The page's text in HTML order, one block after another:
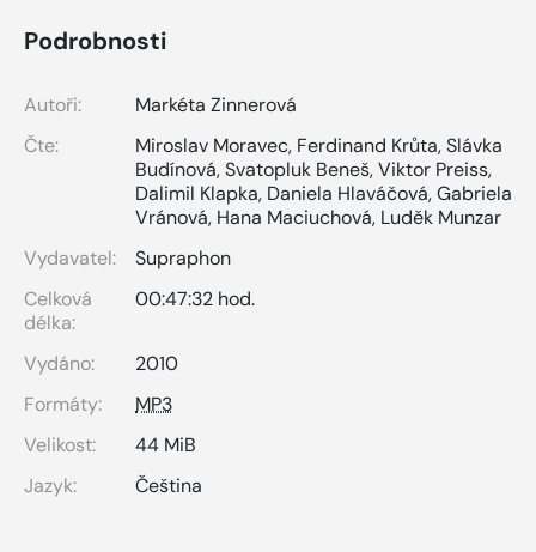
Podrobnosti
Autoři:
Markéta Zinnerová
Čte:
Miroslav Moravec, Ferdinand Krůta,Slávka
Budínová,Svatopluk Beneš,Viktor Preiss,
Dalimil Klapka, Daniela Hlaváčová,Gabriela
Vránová, Hana Maciuchová, Luděk Munzar
Vydavatel:
Supraphon
Celková
délka:
00:47:32 hod.
Vydáno:
2010
Formáty:
MP3
Velikost:
44 MiB
Jazyk:
Čeština